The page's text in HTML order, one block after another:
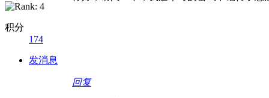
积分
174
发消息
回复